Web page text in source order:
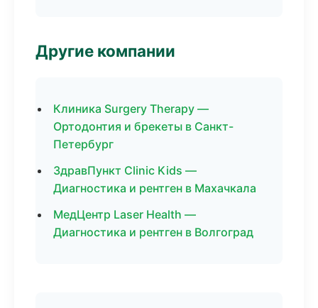
Другие компании
Клиника Surgery Therapy —
Ортодонтия и брекеты в Санкт-
Петербург
ЗдравПункт Clinic Kids —
Диагностика и рентген в Махачкала
МедЦентр Laser Health —
Диагностика и рентген в Волгоград